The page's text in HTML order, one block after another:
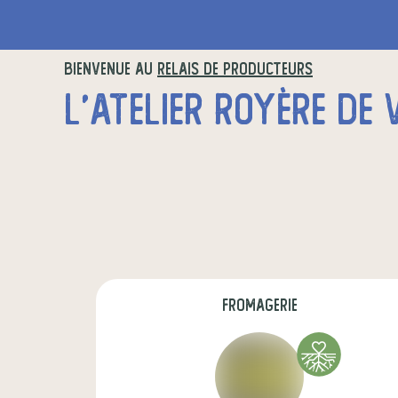
BIENVENUE AU RELAIS DE PRODUCTEURS
fromagerie